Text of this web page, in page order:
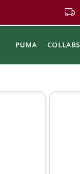
PUMA COLLABS